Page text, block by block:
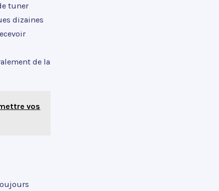
tuner
dizaines
de la
vos